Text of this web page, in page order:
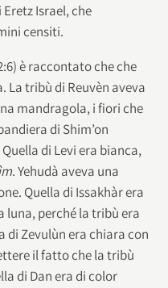
Israel, che
censiti.
è raccontato che che
La tribù di Reuvèn aveva
mandragola, i fiori che
di Shim’on
di Levi era bianca,
. Yehudà aveva una
Quella di Issakhàr era
luna, perché la tribù era
di Zevulùn era chiara con
il fatto che la tribù
di Dan era di color